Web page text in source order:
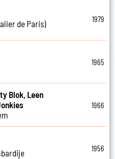
de Paris)
1979
1965
Blok, Leen
1966
1956